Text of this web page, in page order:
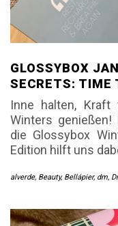
GLOSSYBOX
SECRETS: TIME
Inne halten,
Winters
die Glossybox
Edition hilft uns
alverde, Beauty, Bellápier, dm,